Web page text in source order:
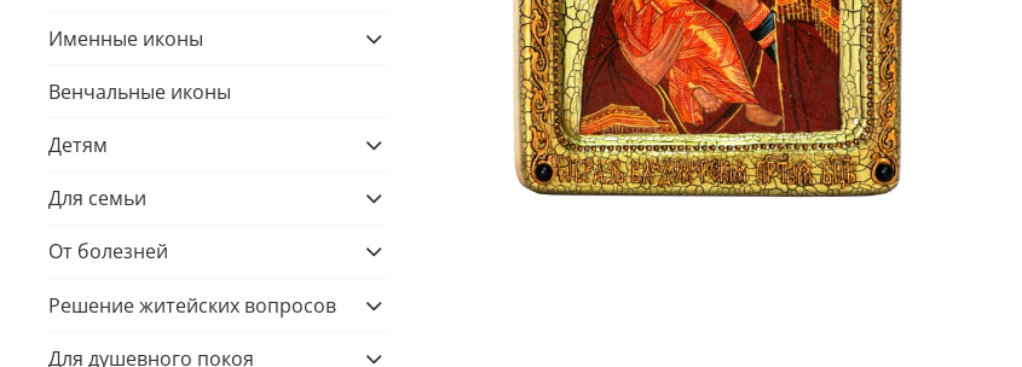
Именные иконы
Венчальные иконы
Детям
Для семьи
От болезней
Решение житейских вопросов
Для душевного покоя